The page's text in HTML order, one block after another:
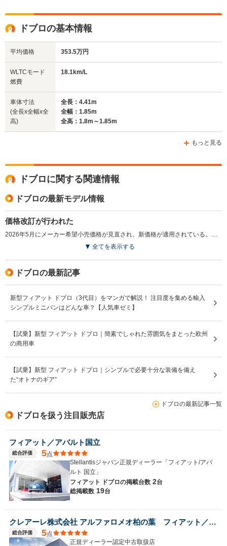
サイズ
(全長x全幅x全高)
WLTCモード
燃費
排気量
全高
全長
-m
18.1km/L
└市街地:14.5km/L
└郊外:18.2km/L
└高速道路:20.2km/L
1498cc
全高
FF
全高
ドブロの基本情報
平均価格 353.5万円
WLTCモード
燃費
18.1km/L
車体寸法
(全長x全幅x全
高)
全長：4.41m
全幅：1.85m
全高：1.8m～1.85m
もっと見る
ドブロに関する関連情報
ドブロの最新モデル情報
価格改訂が行われた
2026年5月にメーカー希望小売価格が見直され、新価格が適用されている。（2026.5）
全てを表示する
ドブロの最新記事
新型フィアット ドブロ（3代目）をマンガで解説！ 注目度を集める輸入
シンプルミニバンはどんな車？【人気車ゼミ】
【試乗】新型 フィアット ドブロ｜簡素でしゃれた雰囲気をまとった欧州
の商用車
【試乗】新型 フィアット ドブロ｜シンプルで必要十分な装備を備え
た“オトナのギア”
ドブロの最新記事一覧
ドブロを扱う注目販売店
フィアット／アバルト国立
総合評価 5点
Stellantisジャパン正規ディーラー「フィアット/アバ
ルト 国立」
フィアット ドブロの掲載台数 2台
総掲載数 19台
クレアーレ株式会社 アルファロメオ柏の葉 フィアット／アバルト柏の葉
総合評価 5点
正規ディーラー認定中古取扱店